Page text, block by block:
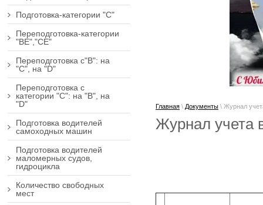
Главная \ Документы \ Журнал
Журнал учета
Подготовка-категории "С"
Переподготовка-категории
"ВЕ","СЕ"
Переподготовка с"В": на
"С", на "D"
Переподготовка с
категории "С": на "В", на
"D"
Подготовка водителей
самоходных машин
Подготовка водителей
маломерных судов,
гидроцикла
Количество свободных
мест